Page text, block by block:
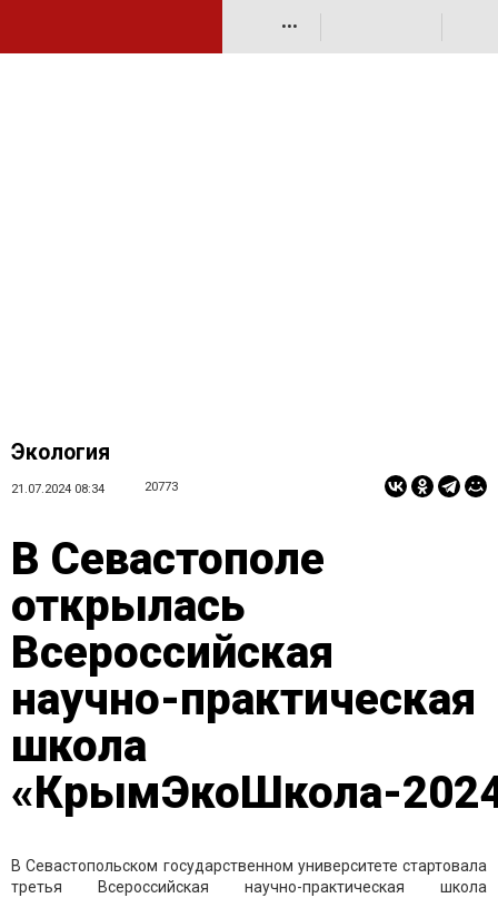
•••
Экология
21.07.2024 08:34 20773
В Севастополе
открылась
Всероссийская
научно-практическая
школа
«КрымЭкоШкола-
В Севастопольском государственном университете стартовала
третья Всероссийская научно-практическая школа